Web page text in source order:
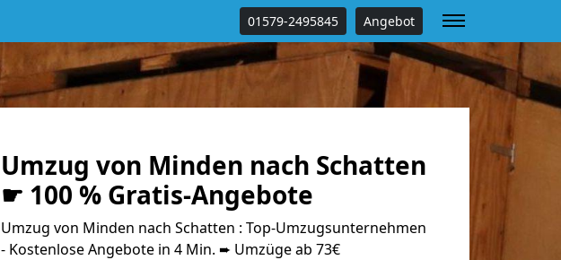
01579-2495845 Angebot
Umzug von Minden nach Schatten
☛ 100 % Gratis-Angebote
Umzug von Minden nach Schatten : Top-Umzugsunternehmen
- Kostenlose Angebote in 4 Min. ➨ Umzüge ab 73€